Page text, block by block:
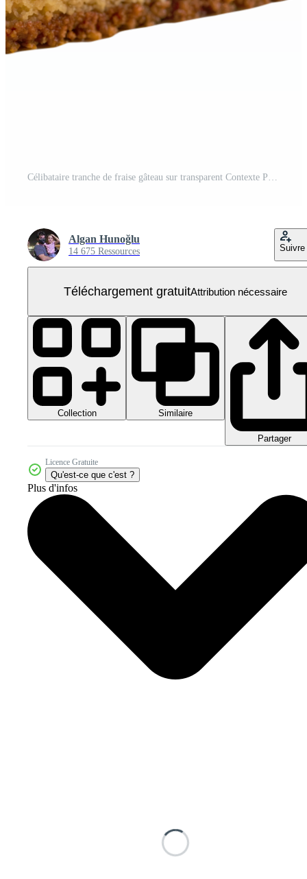
Célibataire tranche de fraise gâteau sur transparent Contexte PNG Gratuit
Algan Hunoğlu
14 675 Ressources Suivre
Téléchargement gratuitAttribution nécessaire
Collection Similaire
Partager
Licence Gratuite
Qu'est-ce que c'est ?
Plus d'infos